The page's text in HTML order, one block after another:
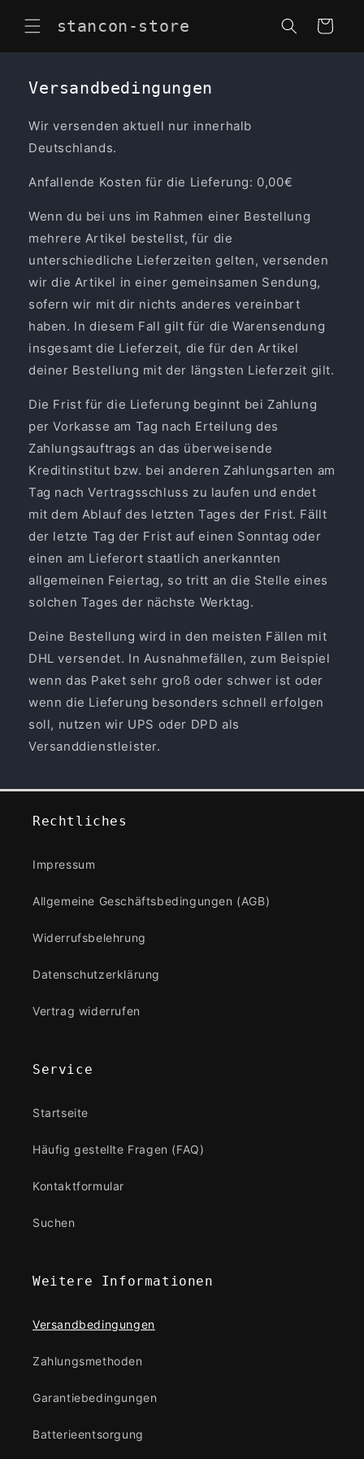
zum
Inhaltstancon-store Warenkorb
Versandbedingungen
Wir versenden aktuell nur innerhalb
Deutschlands.
Anfallende Kosten für die Lieferung: 0,00€
Wenn du bei uns im Rahmen einer Bestellung
mehrere Artikel bestellst, für die
unterschiedliche Lieferzeiten gelten, versenden
wir die Artikel in einer gemeinsamen Sendung,
sofern wir mit dir nichts anderes vereinbart
haben. In diesem Fall gilt für die Warensendung
insgesamt die Lieferzeit, die für den Artikel
deiner Bestellung mit der längsten Lieferzeit gilt.
Die Frist für die Lieferung beginnt bei Zahlung
per Vorkasse am Tag nach Erteilung des
Zahlungsauftrags an das überweisende
Kreditinstitut bzw. bei anderen Zahlungsarten am
Tag nach Vertragsschluss zu laufen und endet
mit dem Ablauf des letzten Tages der Frist. Fällt
der letzte Tag der Frist auf einen Sonntag oder
einen am Lieferort staatlich anerkannten
allgemeinen Feiertag, so tritt an die Stelle eines
solchen Tages der nächste Werktag.
Deine Bestellung wird in den meisten Fällen mit
DHL versendet. In Ausnahmefällen, zum Beispiel
wenn das Paket sehr groß oder schwer ist oder
wenn die Lieferung besonders schnell erfolgen
soll, nutzen wir UPS oder DPD als
Versanddienstleister.
Rechtliches
Impressum
Allgemeine Geschäftsbedingungen (AGB)
Widerrufsbelehrung
Datenschutzerklärung
Vertrag widerrufen
Service
Startseite
Häufig gestellte Fragen (FAQ)
Kontaktformular
Suchen
Weitere Informationen
Versandbedingungen
Zahlungsmethoden
Garantiebedingungen
Batterieentsorgung